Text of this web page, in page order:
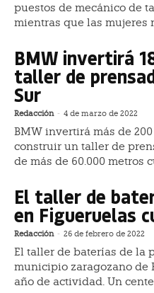
puestos de mecánico de
mientras que las mujeres
BMW invertirá
taller de
Sur
Redacción - 4 de marzo de 2022
BMW invertirá más de
construir un taller de
de más de 60.000 metros
El taller de
en Figueruelas
Redacción - 26 de febrero de 2022
El taller de baterías de la
municipio zaragozano de
año de actividad. Un